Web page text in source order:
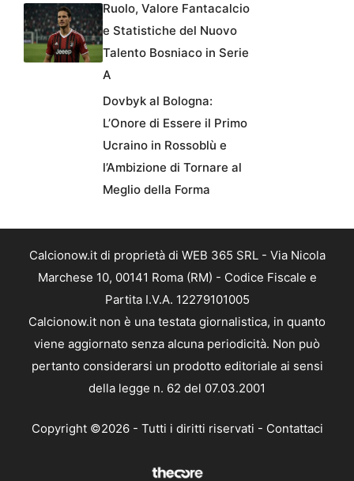
Ruolo, Valore Fantacalcio
e Statistiche del Nuovo
Talento Bosniaco in Serie
A
Dovbyk al Bologna:
L’Onore di Essere il Primo
Ucraino in Rossoblù e
l’Ambizione di Tornare al
Meglio della Forma
Calcionow.it di proprietà di WEB 365 SRL - Via Nicola
Marchese 10, 00141 Roma (RM) - Codice Fiscale e
Partita I.V.A. 12279101005
Calcionow.it non è una testata giornalistica, in quanto
viene aggiornato senza alcuna periodicità. Non può
pertanto considerarsi un prodotto editoriale ai sensi
della legge n. 62 del 07.03.2001
Copyright ©2026 - Tutti i diritti riservati - Contattaci